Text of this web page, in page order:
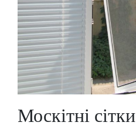
Москітні сітки